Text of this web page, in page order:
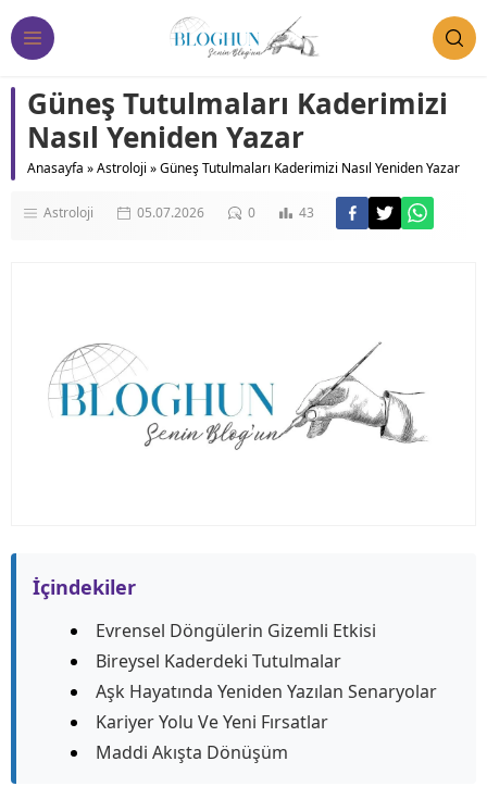
Güneş Tutulmaları Kaderimizi
Nasıl Yeniden Yazar
Anasayfa »Astroloji »Güneş Tutulmaları Kaderimizi Nasıl Yeniden Yazar
Astroloji 05.07.2026 0 43
İçindekiler
Evrensel Döngülerin Gizemli Etkisi
Bireysel Kaderdeki Tutulmalar
Aşk Hayatında Yeniden Yazılan Senaryolar
Kariyer Yolu Ve Yeni Fırsatlar
Maddi Akışta Dönüşüm